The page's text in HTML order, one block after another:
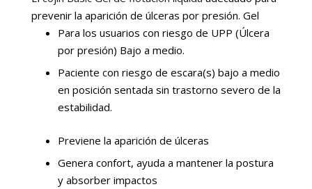
prevenir la aparición de úlceras por presión. Gel
Para los usuarios con riesgo de UPP (Úlcera
por presión) Bajo a medio.
Paciente con riesgo de escara(s) bajo a medio
en posición sentada sin trastorno severo de la
estabilidad.
Previene la aparición de úlceras
Genera confort, ayuda a mantener la postura
y absorber impactos